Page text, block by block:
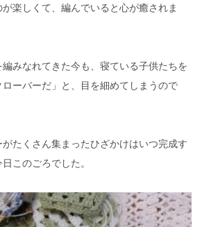
楽しくて、編んでいると心が癒されま
みなれてきた今も、寝ている子供たちを
ーバーだ」と、目を細めてしまうので
たくさん集まったひざかけはいつ完成す
このごろでした。